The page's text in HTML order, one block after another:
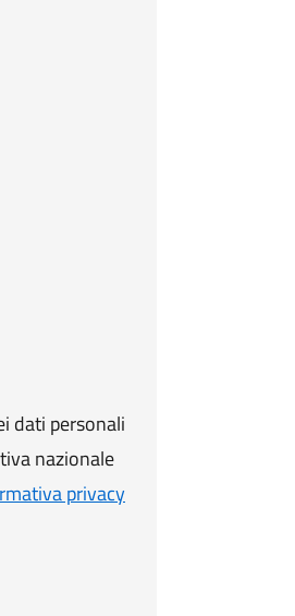
dati personali
nazionale
privacy